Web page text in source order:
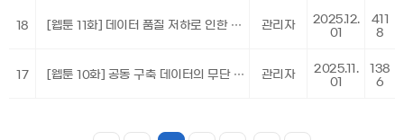
18 [웹툰 11화] 데이터 품질 저하로 인한 품질개선 관리자
2025.12.
01
411
8
17 [웹툰 10화] 공동 구축 데이터의 무단 활용 관리자
2025.11.
01
138
6